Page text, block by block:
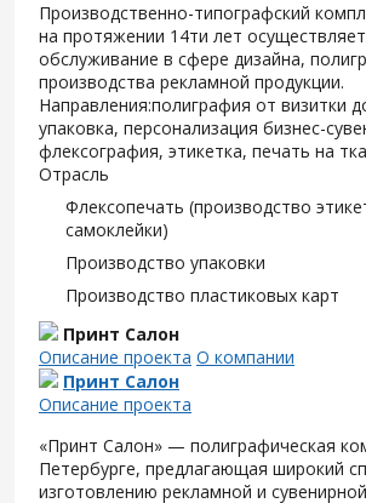
Производственно-типографский
на протяжении 14ти лет
обслуживание в сфере дизайна,
производства рекламной продукции.
Направления:полиграфия от визитки
упаковка, персонализация бизнес-
флексография, этикетка, печать на
Отрасль
Флексопечать (производство
самоклейки)
Производство упаковки
Производство пластиковых карт
Принт Салон
Описание проекта О компании
Принт Салон
Описание проекта
«Принт Салон» — полиграфическая
Петербурге, предлагающая широкий
изготовлению рекламной и